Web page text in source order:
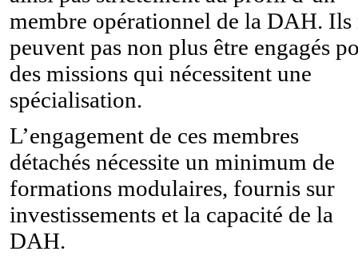
membre opérationnel de la DAH. Ils
peuvent pas non plus être engagés
des missions qui nécessitent une
spécialisation.
L’engagement de ces membres
détachés nécessite un minimum de
formations modulaires, fournis sur
investissements et la capacité de la
DAH.